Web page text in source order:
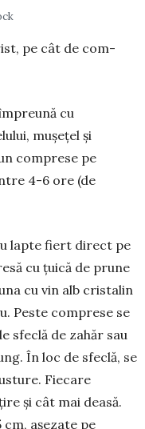
pe cât de com­
cu
mușețel și
comprese pe
4-6 ore (de
lapte fiert direct pe
cu țuică de prune
cu vin alb cristalin
Peste comprese se
sfeclă de zahăr sau
În loc de sfeclă, se
Fiecare
și cât mai deasă.
cm, așezate pe